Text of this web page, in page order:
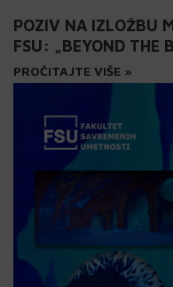
POZIV NA IZLOŽBU
FSU: „BEYOND THE
A LIMINAL HAZE”
PROČITAJTE VIŠE »